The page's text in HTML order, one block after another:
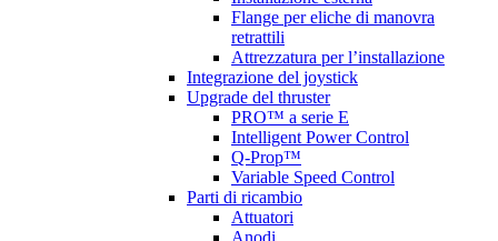
Flange per eliche di manovra
retrattili
Attrezzatura per l’installazione
Integrazione del joystick
Upgrade del thruster
PRO™ a serie E
Intelligent Power Control
Q-Prop™
Variable Speed Control
Parti di ricambio
Attuatori
Anodi